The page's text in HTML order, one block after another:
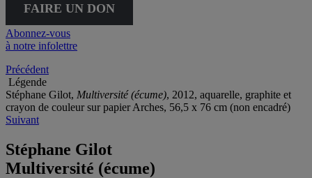
FAIRE UN DON
Abonnez-vous
à notre infolettre
Précédent
Légende
Stéphane Gilot, Multiversité (écume), 2012, aquarelle, graphite et
crayon de couleur sur papier Arches, 56,5 x 76 cm (non encadré)
Suivant
Stéphane Gilot
Multiversité (écume)